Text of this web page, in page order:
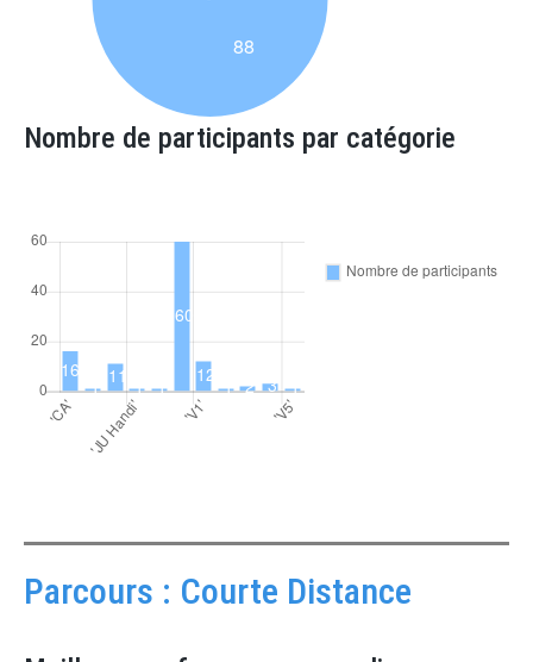
Nombre de participants par catégorie
Parcours : Courte Distance